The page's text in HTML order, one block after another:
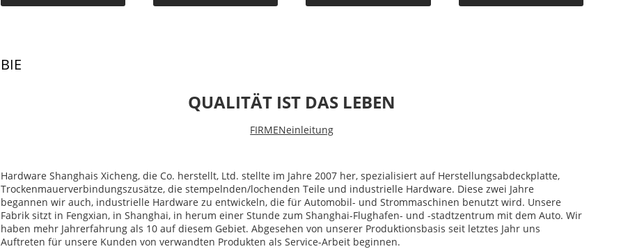
BIE
QUALITÄT IST DAS LEBEN
FIRMENeinleitung
Hardware Shanghais Xicheng, die Co. herstellt, Ltd. stellte im Jahre 2007 her, spezialisiert auf Herstellungsabdeckplatte,
Trockenmauerverbindungszusätze, die stempelnden/lochenden Teile und industrielle Hardware. Diese zwei Jahre
begannen wir auch, industrielle Hardware zu entwickeln, die für Automobil- und Strommaschinen benutzt wird. Unsere
Fabrik sitzt in Fengxian, in Shanghai, in herum einer Stunde zum Shanghai-Flughafen- und -stadtzentrum mit dem Auto. Wir
haben mehr Jahrerfahrung als 10 auf diesem Gebiet. Abgesehen von unserer Produktionsbasis seit letztes Jahr uns
Auftreten für unsere Kunden von verwandten Produkten als Service-Arbeit beginnen.